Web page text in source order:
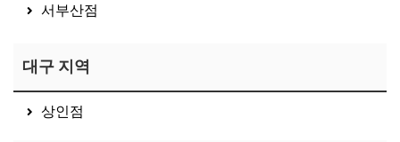
서부산점
대구 지역
상인점